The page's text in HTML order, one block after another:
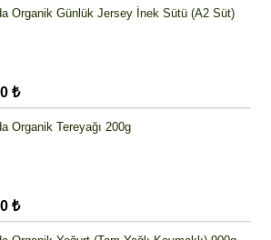
Organik Günlük Jersey İnek Sütü (A2 Süt)
₺
Organik Tereyağı 200g
₺